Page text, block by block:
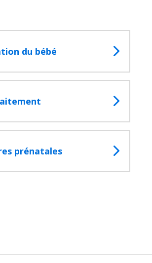
du bébé
prénatales